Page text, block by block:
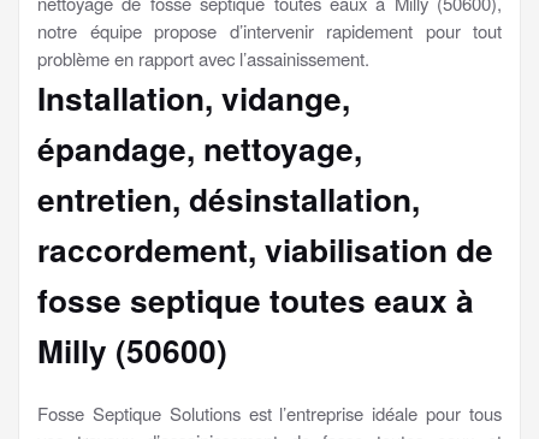
notre équipe propose d’intervenir rapidement pour tout
problème en rapport avec l’assainissement.
Installation, vidange,
épandage, nettoyage,
entretien, désinstallation,
raccordement, viabilisation de
fosse septique toutes eaux à
Milly (50600)
Fosse Septique Solutions est l’entreprise idéale pour tous